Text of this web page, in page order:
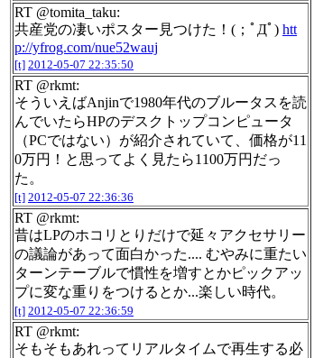
RT @tomita_taku:
共産党の凄いポスター見つけた！(；ﾟДﾟ) htt
p://yfrog.com/nue52wauj
[t] 2012-05-07 22:35:50
RT @rkmt:
そういえばAnjinで1980年代のブルータスを読
んでいたらHPのデスクトップコンピュータ
（PCではない）が紹介されていて、価格が11
0万円！と思ってよく見たら1100万円だっ
た。
[t] 2012-05-07 22:36:36
RT @rkmt:
昔はLPのホコリとりだけで延々アクセサリー
の議論があって面白かった.... むやみに重たい
ターンテーブルで慣性を増すとかピックアッ
プに変な重りをつけるとか...楽しい時代。
[t] 2012-05-07 22:36:59
RT @rkmt:
そもそもあれってリアルタイムで再生する必